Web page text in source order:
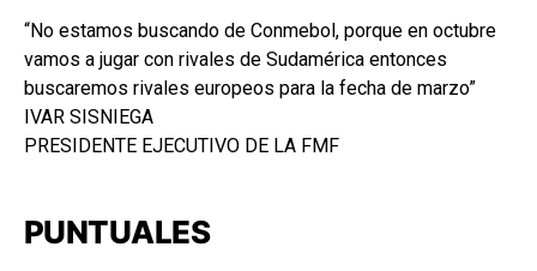
“No estamos buscando de Conmebol, porque en octubre
vamos a jugar con rivales de Sudamérica entonces
buscaremos rivales europeos para la fecha de marzo”
IVAR SISNIEGA
PRESIDENTE EJECUTIVO DE LA FMF
PUNTUALES